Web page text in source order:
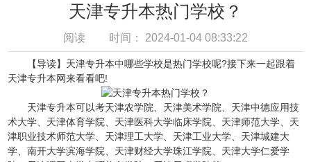
天津专升本热门学校？
阅读 时间： 2024-01-04 08:33:22
【导读】天津专升本中哪些学校是热门学校呢?接下来一起跟着
天津专升本网来看看吧!
天津专升本可以考天津农学院、天津美术学院、天津中德应用技
术大学、天津体育学院、天津医科大学临床学院、天津师范大学、天
津职业技术师范大学、天津理工大学、天津工业大学、天津城建大
学、南开大学滨海学院、天津财经大学珠江学院、天津大学仁爱学